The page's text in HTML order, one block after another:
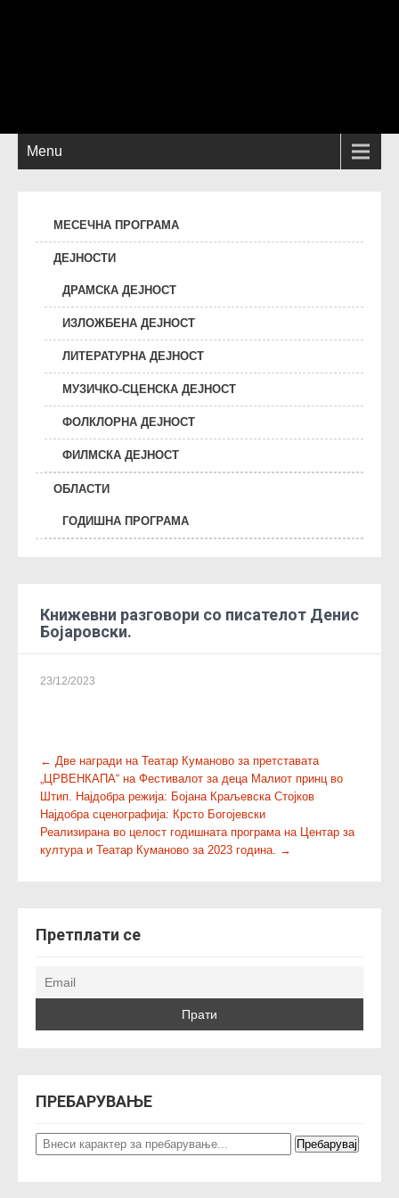
Menu
МЕСЕЧНА ПРОГРАМА
ДЕЈНОСТИ
ДРАМСКА ДЕЈНОСТ
ИЗЛОЖБЕНА ДЕЈНОСТ
ЛИТЕРАТУРНА ДЕЈНОСТ
МУЗИЧКО-СЦЕНСКА ДЕЈНОСТ
ФОЛКЛОРНА ДЕЈНОСТ
ФИЛМСКА ДЕЈНОСТ
ОБЛАСТИ
ГОДИШНА ПРОГРАМА
Книжевни разговори со писателот Денис
Бојаровски.
23/12/2023
P
o
s
t
n
g
t
o
← Две награди на Театар Куманово за претставата
„ЦРВЕНКАПА“ на Фестивалот за деца Малиот принц во
Штип. Најдобра режија: Бојана Краљевска Стојков
Најдобра сценографија: Крсто Богојевски
Реализирана во целост годишната програма на Центар за
култура и Театар Куманово за 2023 година. →
Претплати се
ПРЕБАРУВАЊЕ